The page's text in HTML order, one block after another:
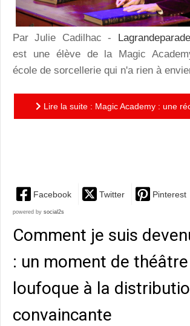
Par Julie Cadilhac -
est une élève de la Magic
école de sorcellerie qui n'a rien à
Lire la suite : Magic Academy : une
Facebook Twitter Pinterest
powered by social2s
Comment je suis
: un moment de théâtre
loufoque à la
convaincante